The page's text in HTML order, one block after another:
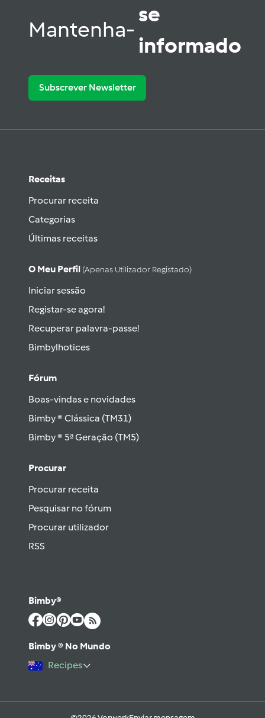
Mantenha-
se
informado
Subscrever Newsletter
Receitas
Procurar receita
Categorias
Últimas receitas
O Meu Perfil (apenas Utilizador Registado)
Iniciar sessão
Registar-se agora!
Recuperar palavra-passe!
Bimbylhotices
Fórum
Boas-vindas e novidades
Bimby ® Clássica (TM31)
Bimby ® 5ª Geração (TM5)
Procurar
Procurar receita
Pesquisar no fórum
Procurar utilizador
RSS
Bimby®
Bimby ® No Mundo
Recipes